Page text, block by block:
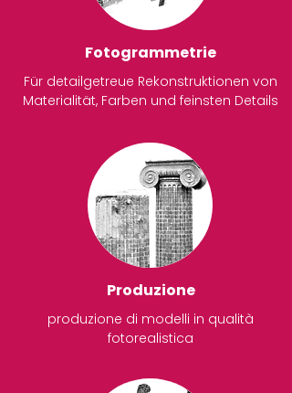
Fotogrammetrie
Für detailgetreue Rekonstruktionen von
Materialität, Farben und feinsten Details
Produzione
produzione di modelli in qualità
fotorealistica